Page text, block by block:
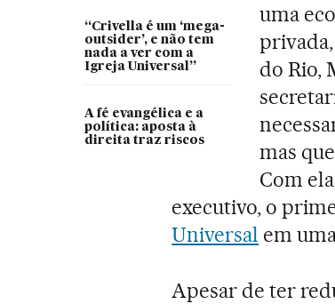
“Crivella é um ‘mega-
outsider’, e não tem
nada a ver com a
Igreja Universal”
A fé evangélica e a
política: aposta à
direita traz riscos
uma
do Rio,
mas
Com
executivo, o
Universal em
Apesar de ter